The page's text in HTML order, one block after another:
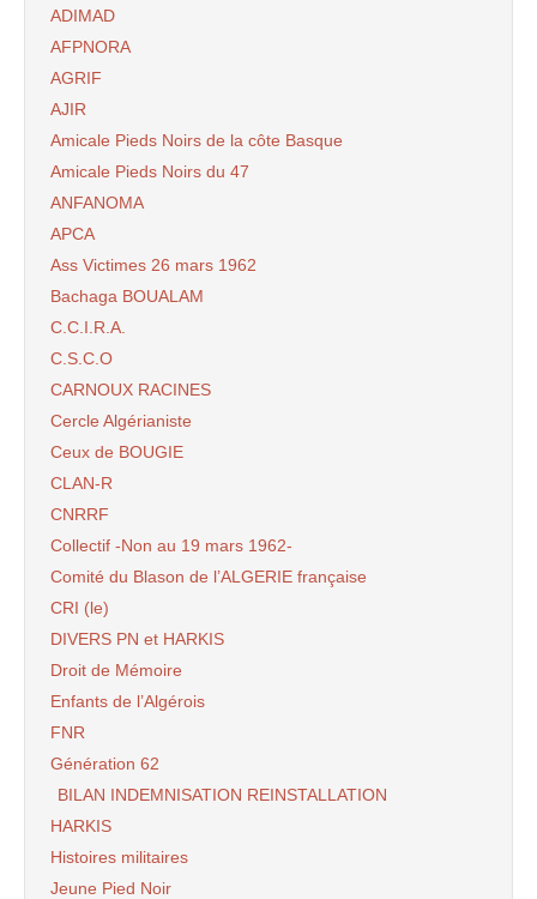
ADIMAD
AFPNORA
AGRIF
AJIR
Amicale Pieds Noirs de la côte Basque
Amicale Pieds Noirs du 47
ANFANOMA
APCA
Ass Victimes 26 mars 1962
Bachaga BOUALAM
C.C.I.R.A.
C.S.C.O
CARNOUX RACINES
Cercle Algérianiste
Ceux de BOUGIE
CLAN-R
CNRRF
Collectif -Non au 19 mars 1962-
Comité du Blason de l’ALGERIE française
CRI (le)
DIVERS PN et HARKIS
Droit de Mémoire
Enfants de l’Algérois
FNR
Génération 62
BILAN INDEMNISATION REINSTALLATION
HARKIS
Histoires militaires
Jeune Pied Noir